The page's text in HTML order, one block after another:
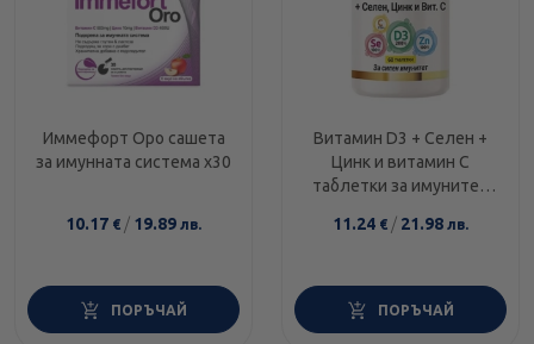
Иммефорт Оро сашета
за имунната система х30
10.17 € / 19.89 лв.
ПОРЪЧАЙ
Витамин D3 + Селен +
Цинк и витамин C
таблетки за имунитет
11.24 € / 21.98 лв.
ПОРЪЧАЙ